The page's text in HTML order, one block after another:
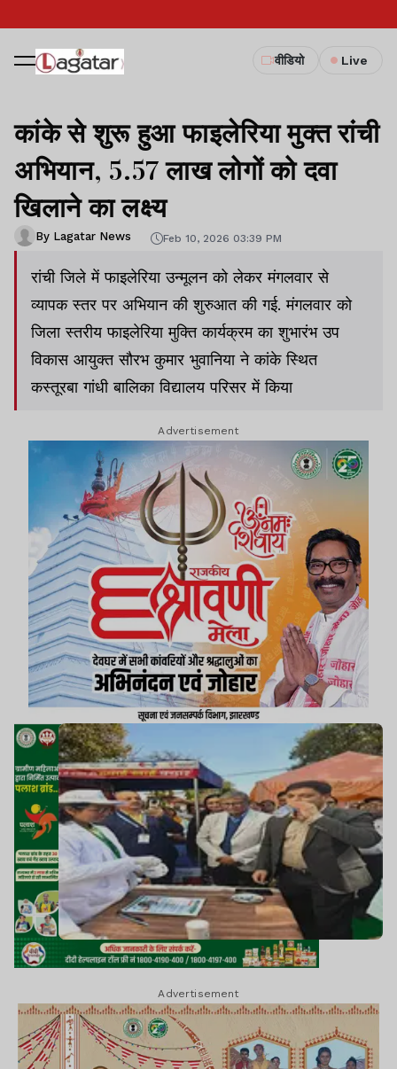
वीडियो Live
कांके से शुरू हुआ फाइलेरिया मुक्त रांची
अभियान, 5.57 लाख लोगों को दवा
खिलाने का लक्ष्य
By Lagatar News Feb 10, 2026 03:39 PM
रांची जिले में फाइलेरिया उन्मूलन को लेकर मंगलवार से
व्यापक स्तर पर अभियान की शुरुआत की गई. मंगलवार को
जिला स्तरीय फाइलेरिया मुक्ति कार्यक्रम का शुभारंभ उप
विकास आयुक्त सौरभ कुमार भुवानिया ने कांके स्थित
कस्तूरबा गांधी बालिका विद्यालय परिसर में किया
Advertisement
Advertisement